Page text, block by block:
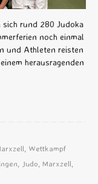
sich rund 280 Judoka
noch einmal
und Athleten reisten
herausragenden
Wettkampf
Judo Marxzell